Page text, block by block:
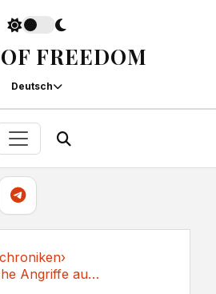
FREEDOM
Deutsch
›
Schwere russische Angriffe auf die Ukraine vor...